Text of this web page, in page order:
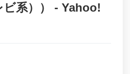
ビ系）） - Yahoo!